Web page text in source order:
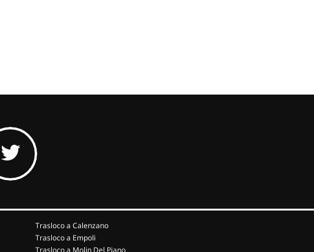
Trasloco a Calenzano
Trasloco a Empoli
Trasloco a Molin Del Piano